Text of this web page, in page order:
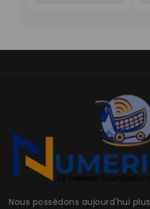
Nous possédons aujourd'hui